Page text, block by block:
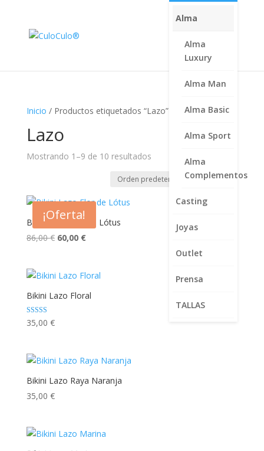
Alma
Alma
Luxury
Alma Man
Alma Basic
Alma Sport
Alma
Complementos
Casting
Joyas
Outlet
Prensa
TALLAS
Inicio / Productos etiquetados “Lazo”
Lazo
Mostrando 1–9 de 10 resultados
¡Oferta!
Bikini Lazo Flor de Lótus
86,00€ El
era:
86,00 €.
60,00 €El
es:
60,00 €.
Bikini Lazo Floral
Valorado con
5.00
35,00 €
Bikini Lazo Raya Naranja
35,00 €